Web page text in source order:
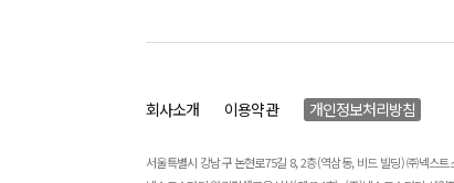
회사소개 이용약관 개인정보처리방침
서울특별시 강남구 논현로75길 8, 2층(역삼동, 비드 빌딩) ㈜넥스트